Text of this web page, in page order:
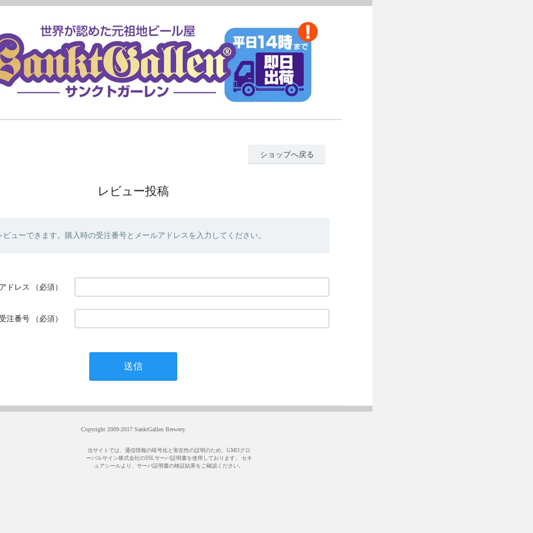
ショップへ戻る
レビュー投稿
ューできます。購入時の受注番号とメールアドレスを入力してください。
ドレス （必須）
注番号 （必須）
Copyright 2009-2017 SanktGallen Brewery.
当サイトでは、通信情報の暗号化と実在性の証明のため、GMOグロ
ーバルサイン株式会社のSSLサーバ証明書を使用しております。 セキ
ュアシールより、サーバ証明書の検証結果をご確認ください。